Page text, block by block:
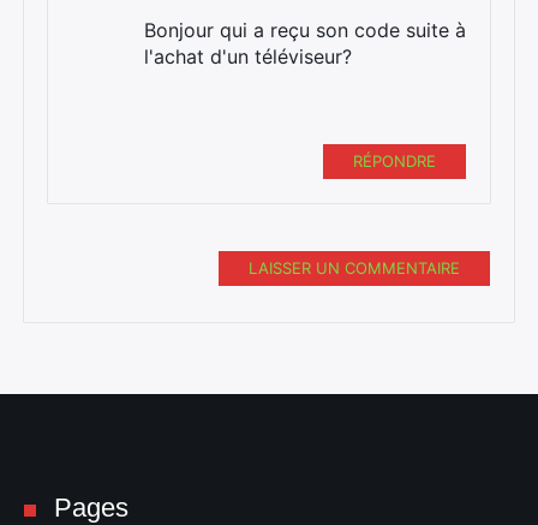
Bonjour qui a reçu son code suite à
l'achat d'un téléviseur?
RÉPONDRE
LAISSER UN COMMENTAIRE
Pages